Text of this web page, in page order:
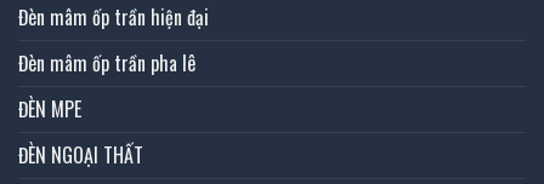
Đèn mâm ốp trần hiện đại
Đèn mâm ốp trần pha lê
ĐÈN MPE
ĐÈN NGOẠI THẤT